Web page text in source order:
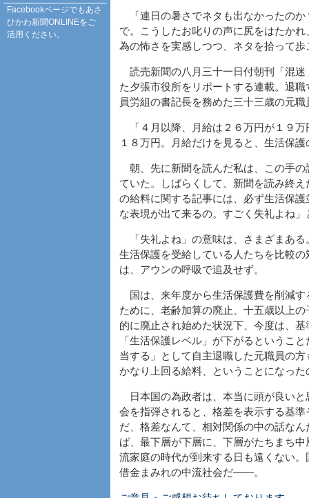
「連日の暑さでネタも出なかったの
で。こうしたお叱りの声に尻をはたか
為の怖さを実感しつつ、ネタを拾って
読売新聞の八月三十一日付朝刊「混迷
た夕張市役所をリポートする連載。退
員労組の書記長を務めた三十三歳の元
「４月以降、月給は２６万円が１９万
１８万円。月給だけを見ると、生活保
朝、先に新聞を読んだ私は、この手の
ていた。しばらくして、新聞を読み終
の給料に関する記事には、必ず生活保
な表現が出て来るの。すごく失礼よね
「失礼よね」の意味は、さまざまある
生活保護を受給している人たちを比較
は、アウンの呼吸で追及せず。
国は、来年度から生活保護費を削減す
ために、老齢加算の廃止、十五歳以上
的に廃止され始めた状況下、今度は、
「生活保護レベル」が下がるというこ
当する」として自主退職した元職員の
かなり上回る給料、ということになった
日本国の為政者は、本当に頭が良いと
会を指弾されると、格差を表示する基
だ、格差なんて、相対関係の中の話な
ば、最下層が下層に、下層がたちまち
流家庭の時代が到来する日も遠くない
借金まみれの中流社会だ――。
Facebookページでもあさ
ひかわ新聞ONLINEをご
活用ください。